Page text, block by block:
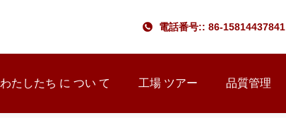
電話番号:: 86-15814437841
わたしたち に つい て 工場 ツアー 品質管理